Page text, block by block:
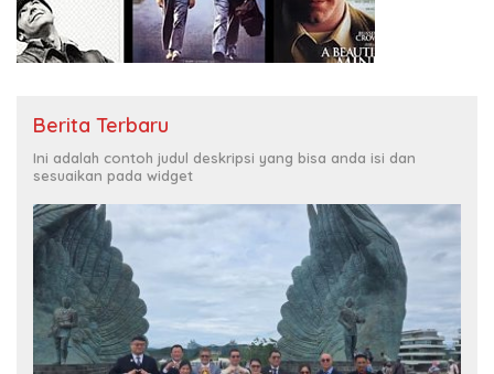
Berita Terbaru
Ini adalah contoh judul deskripsi yang bisa anda isi dan
sesuaikan pada widget